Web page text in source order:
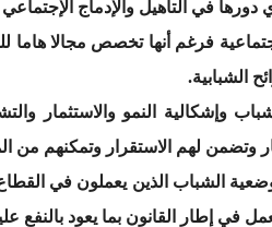
دورها في التأهيل والإدماج
فرغم أنها تخصص مجالا
الشبابية.
وإشكالية النمو
وتضمن لهم الاستقرار وتمكنهم من
الشباب الذين يعملون في
في إطار القانون بما يعود بالنفع